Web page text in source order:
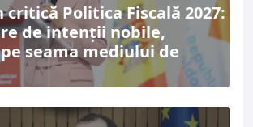
Politica Fiscală 2027:
de intenții nobile,
seama mediului de